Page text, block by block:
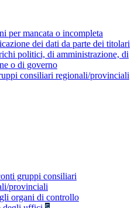
per mancata o incompleta
dei dati da parte dei titolari
politici, di amministrazione, di
o di governo
consiliari regionali/provinciali
gruppi consiliari
provinciali
organi di controllo